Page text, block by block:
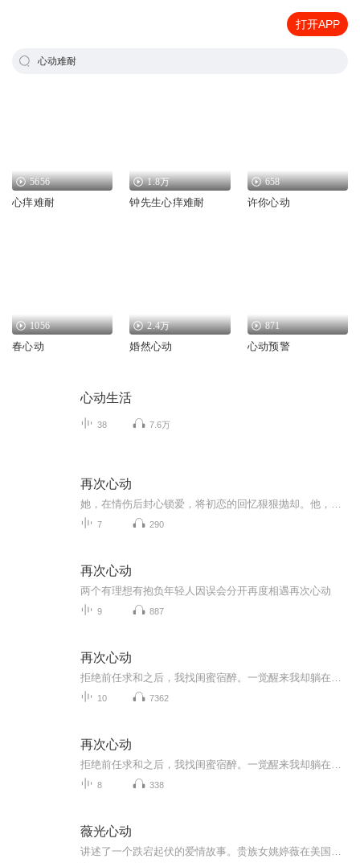
打开APP
心动难耐
5656
心痒难耐
1.8万
钟先生心痒难耐
658
许你心动
1056
春心动
2.4万
婚然心动
871
心动预警
心动生活
38 7.6万
再次心动
7 290
再次心动
两个有理想有抱负年轻人因误会分开再度相遇再次心动
9 887
再次心动
10 7362
再次心动
8 338
薇光心动